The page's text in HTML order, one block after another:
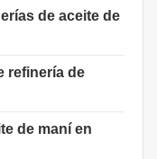
de aceite de
refinería de
de maní en